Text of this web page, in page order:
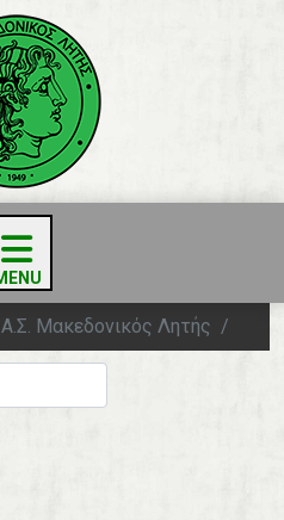
Α.Σ. Μακεδονικός Λητής